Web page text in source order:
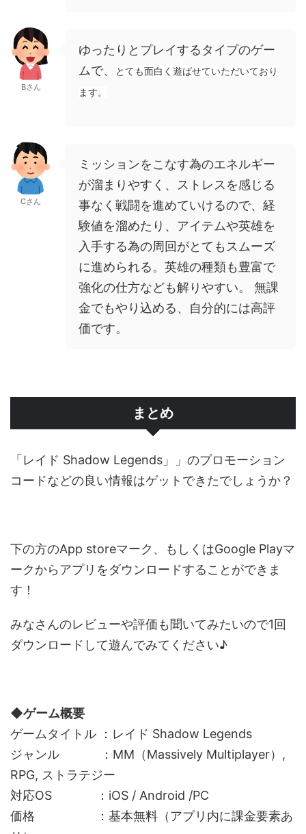
Bさん
ゆったりとプレイするタイプのゲー
ムで、
とても面白く遊ばせていただいており
ます。
Cさん
ミッションをこなす為のエネルギー
が溜まりやすく、ストレスを感じる
事なく戦闘を進めていけるので、経
験値を溜めたり、アイテムや英雄を
入手する為の周回がとてもスムーズ
に進められる。英雄の種類も豊富で
強化の仕方なども解りやすい。 無課
金でもやり込める、自分的には高評
価です。
まとめ
「レイド Shadow Legends」」のプロモーション
コードなどの良い情報はゲットできたでしょうか？
下の方のApp storeマーク、もしくはGoogle Playマ
ークからアプリをダウンロードすることができま
す！
みなさんのレビューや評価も聞いてみたいので1回
ダウンロードして遊んでみてください♪
◆ゲーム概要
ゲームタイトル ：レイド Shadow Legends
ジャンル ：MM（Massively Multiplayer）,
RPG, ストラテジー
対応OS ：iOS / Android /PC
価格 ：基本無料（アプリ内に課金要素あ